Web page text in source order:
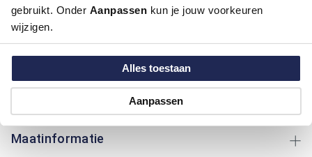
gebruikt. Onder Aanpassen kun je jouw voorkeuren
wijzigen.
Alles toestaan
Aanpassen
Dit overhemd van Bartlett Classics biedt een button-down
van katoen, zorgt het voor een ademend en aangenaam
draagcomfort, ideaal voor dagelijks gebruik. Of je nu een
wandeling maakt of thuis ontspant: dit overhemd houdt je
Maatinformatie